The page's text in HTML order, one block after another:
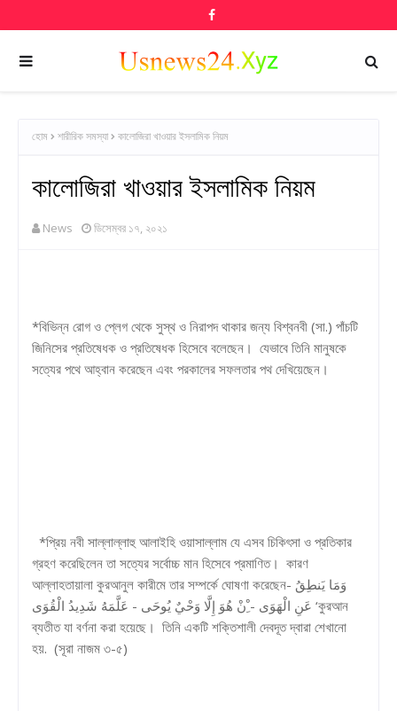
হোম শারীরিক সমস্যা কালোজিরা খাওয়ার ইসলামিক নিয়ম
কালোজিরা খাওয়ার ইসলামিক নিয়ম
News ডিসেম্বর ১৭, ২০২১
*বিভিন্ন রোগ ও প্লেগ থেকে সুস্থ ও নিরাপদ থাকার জন্য বিশ্বনবী (সা.) পাঁচটি
জিনিসের প্রতিষেধক ও প্রতিষেধক হিসেবে বলেছেন। যেভাবে তিনি মানুষকে
সত্যের পথে আহ্বান করেছেন এবং পরকালের সফলতার পথ দেখিয়েছেন।
*প্রিয় নবী সাল্লাল্লাহু আলাইহি ওয়াসাল্লাম যে এসব চিকিৎসা ও প্রতিকার
গ্রহণ করেছিলেন তা সত্যের সর্বোচ্চ মান হিসেবে প্রমাণিত। কারণ
আল্লাহতায়ালা কুরআনুল কারীমে তার সম্পর্কে ঘোষণা করেছেন- وَمَا يَنطِقُ
عَنِ الْهَوَى - ِْنْ هُوَ إِلَّا وَحْيٌ يُوحَى - عَلَّمَهُ شَدِيدُ الْقُوَى ‘কুরআন
ব্যতীত যা বর্ণনা করা হয়েছে। তিনি একটি শক্তিশালী দেবদূত দ্বারা শেখানো
হয়. (সূরা নাজম ৩-৫)